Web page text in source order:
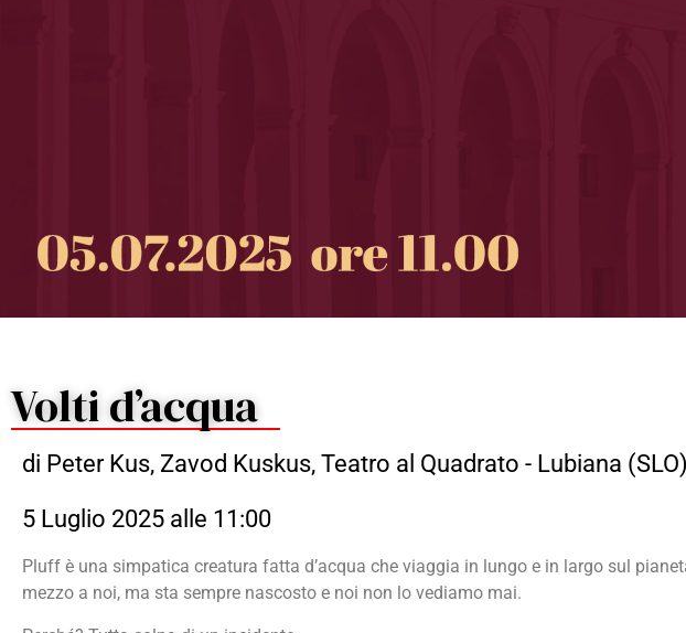
Volti d’acqua
di Peter Kus, Zavod Kuskus, Teatro al Quadrato - Lubiana
5 Luglio 2025 alle 11:00
Pluff è una simpatica creatura fatta d’acqua che viaggia in lungo e in largo sul
mezzo a noi, ma sta sempre nascosto e noi non lo vediamo mai.